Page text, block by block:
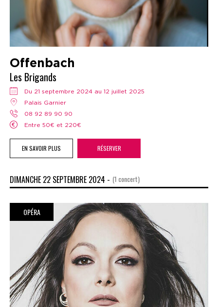
Offenbach
Les Brigands
Du 21 septembre 2024 au 12 juillet 2025
Palais Garnier
08 92 89 90 90
Entre 50€ et 220€
EN SAVOIR PLUS RÉSERVER
DIMANCHE 22 SEPTEMBRE 2024 - (1 concert)
OPÉRA